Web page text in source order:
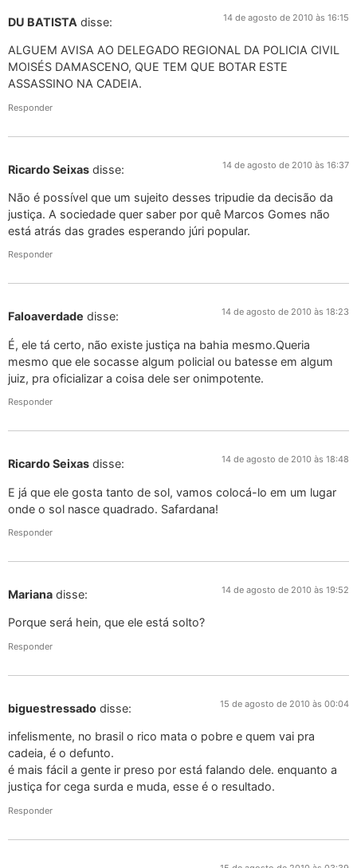
DU BATISTA disse: 14 de agosto de 2010 às 16:15
ALGUEM AVISA AO DELEGADO REGIONAL DA POLICIA CIVIL
MOISÉS DAMASCENO, QUE TEM QUE BOTAR ESTE
ASSASSINO NA CADEIA.
Responder
Ricardo Seixas disse: 14 de agosto de 2010 às 16:37
Não é possível que um sujeito desses tripudie da decisão da
justiça. A sociedade quer saber por quê Marcos Gomes não
está atrás das grades esperando júri popular.
Responder
Faloaverdade disse: 14 de agosto de 2010 às 18:23
É, ele tá certo, não existe justiça na bahia mesmo.Queria
mesmo que ele socasse algum policial ou batesse em algum
juiz, pra oficializar a coisa dele ser onimpotente.
Responder
Ricardo Seixas disse: 14 de agosto de 2010 às 18:48
E já que ele gosta tanto de sol, vamos colocá-lo em um lugar
onde o sol nasce quadrado. Safardana!
Responder
Mariana disse: 14 de agosto de 2010 às 19:52
Porque será hein, que ele está solto?
Responder
biguestressado disse: 15 de agosto de 2010 às 00:04
infelismente, no brasil o rico mata o pobre e quem vai pra
cadeia, é o defunto.
é mais fácil a gente ir preso por está falando dele. enquanto a
justiça for cega surda e muda, esse é o resultado.
Responder